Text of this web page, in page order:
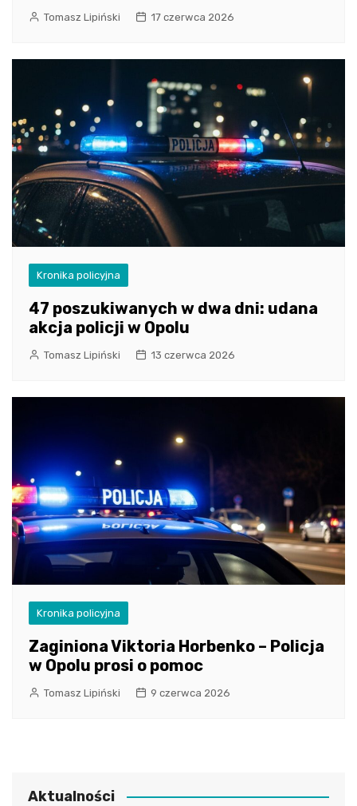
Tomasz Lipiński 17 czerwca 2026
Kronika policyjna
47 poszukiwanych w dwa dni: udana
akcja policji w Opolu
Tomasz Lipiński 13 czerwca 2026
Kronika policyjna
Zaginiona Viktoria Horbenko – Policja
w Opolu prosi o pomoc
Tomasz Lipiński 9 czerwca 2026
Aktualności